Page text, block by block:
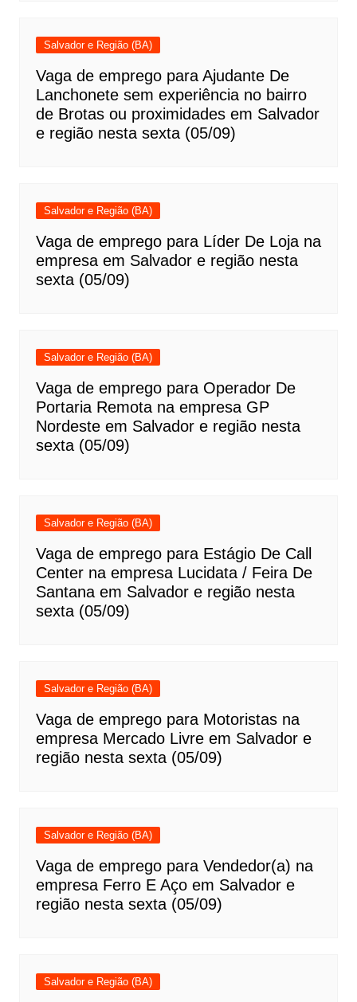
Salvador e Região (BA)
Vaga de emprego para Ajudante De
Lanchonete sem experiência no bairro
de Brotas ou proximidades em Salvador
e região nesta sexta (05/09)
Salvador e Região (BA)
Vaga de emprego para Líder De Loja na
empresa em Salvador e região nesta
sexta (05/09)
Salvador e Região (BA)
Vaga de emprego para Operador De
Portaria Remota na empresa GP
Nordeste em Salvador e região nesta
sexta (05/09)
Salvador e Região (BA)
Vaga de emprego para Estágio De Call
Center na empresa Lucidata / Feira De
Santana em Salvador e região nesta
sexta (05/09)
Salvador e Região (BA)
Vaga de emprego para Motoristas na
empresa Mercado Livre em Salvador e
região nesta sexta (05/09)
Salvador e Região (BA)
Vaga de emprego para Vendedor(a) na
empresa Ferro E Aço em Salvador e
região nesta sexta (05/09)
Salvador e Região (BA)